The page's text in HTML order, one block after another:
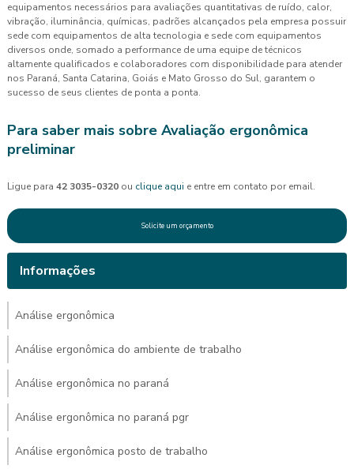
equipamentos necessários para avaliações quantitativas de ruído, calor,
vibração, iluminância, químicas, padrões alcançados pela empresa possuir
sede com equipamentos de alta tecnologia e sede com equipamentos
diversos onde, somado a performance de uma equipe de técnicos
altamente qualificados e colaboradores com disponibilidade para atender
nos Paraná, Santa Catarina, Goiás e Mato Grosso do Sul, garantem o
sucesso de seus clientes de ponta a ponta.
Para saber mais sobre Avaliação ergonômica
preliminar
Ligue para 42 3035-0320 ou clique aqui e entre em contato por email.
Solicite um orçamento
Informações
Análise ergonômica
Análise ergonômica do ambiente de trabalho
Análise ergonômica no paraná
Análise ergonômica no paraná pgr
Análise ergonômica posto de trabalho